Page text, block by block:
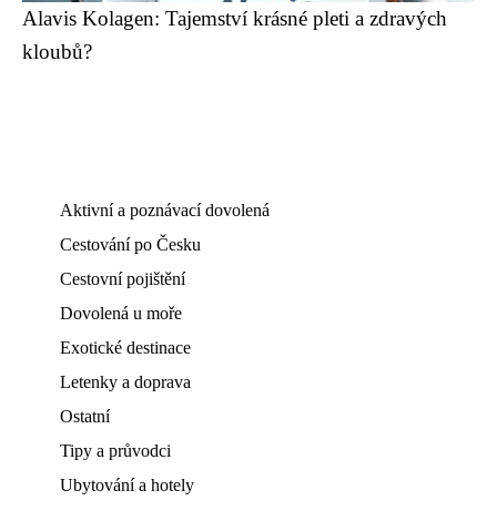
Alavis Kolagen: Tajemství krásné pleti a zdravých
kloubů?
Aktivní a poznávací dovolená
Cestování po Česku
Cestovní pojištění
Dovolená u moře
Exotické destinace
Letenky a doprava
Ostatní
Tipy a průvodci
Ubytování a hotely